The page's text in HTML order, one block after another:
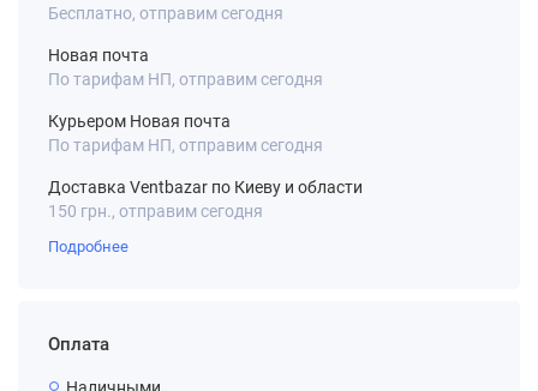
Бесплатно, отправим сегодня
Новая почта
По тарифам НП, отправим сегодня
Курьером Новая почта
По тарифам НП, отправим сегодня
Доставка Ventbazar по Киеву и области
150 грн., отправим сегодня
Подробнее
Оплата